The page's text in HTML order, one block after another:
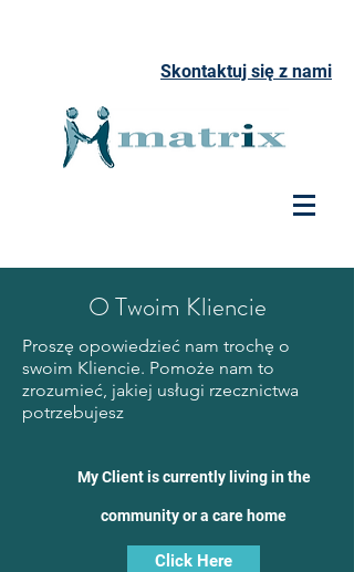
Skontaktuj się z nami
O Twoim Kliencie
Proszę opowiedzieć nam trochę o
swoim Kliencie. Pomoże nam to
zrozumieć, jakiej usługi rzecznictwa
potrzebujesz
My Client is currently living in the
community or a care home
Click Here